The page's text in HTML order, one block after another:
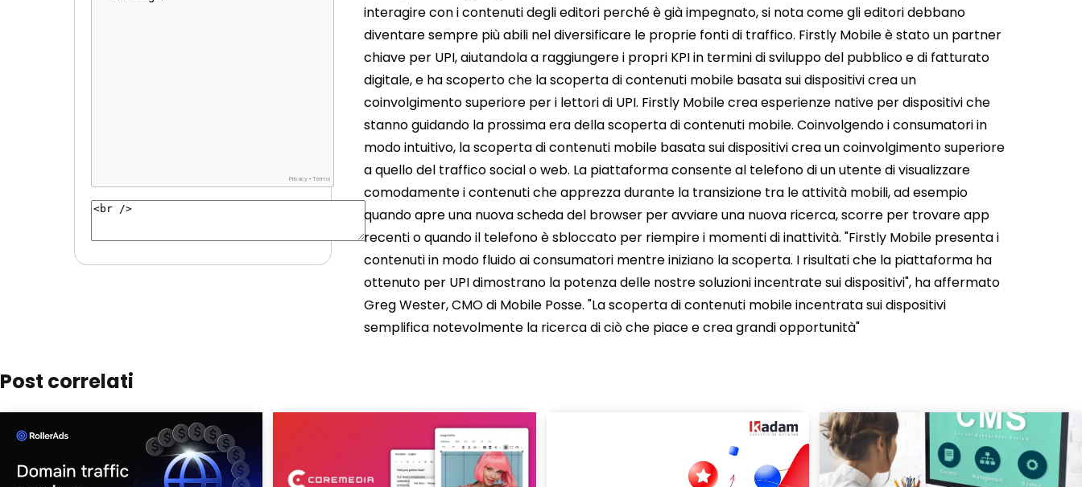
interagire con i contenuti degli editori perché è già impegnato, si nota come gli editori debbano
diventare sempre più abili nel diversificare le proprie fonti di traffico. Firstly Mobile è stato un partner
chiave per UPI, aiutandola a raggiungere i propri KPI in termini di sviluppo del pubblico e di fatturato
digitale, e ha scoperto che la scoperta di contenuti mobile basata sui dispositivi crea un
coinvolgimento superiore per i lettori di UPI. Firstly Mobile crea esperienze native per dispositivi che
stanno guidando la prossima era della scoperta di contenuti mobile. Coinvolgendo i consumatori in
modo intuitivo, la scoperta di contenuti mobile basata sui dispositivi crea un coinvolgimento superiore
a quello del traffico social o web. La piattaforma consente al telefono di un utente di visualizzare
comodamente i contenuti che apprezza durante la transizione tra le attività mobili, ad esempio
quando apre una nuova scheda del browser per avviare una nuova ricerca, scorre per trovare app
recenti o quando il telefono è sbloccato per riempire i momenti di inattività. "Firstly Mobile presenta i
contenuti in modo fluido ai consumatori mentre iniziano la scoperta. I risultati che la piattaforma ha
ottenuto per UPI dimostrano la potenza delle nostre soluzioni incentrate sui dispositivi", ha affermato
Greg Wester, CMO di Mobile Posse. "La scoperta di contenuti mobile incentrata sui dispositivi
semplifica notevolmente la ricerca di ciò che piace e crea grandi opportunità"
Post correlati